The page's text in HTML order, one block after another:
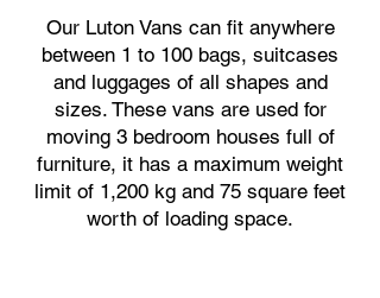
Our Luton Vans can fit anywhere
between 1 to 100 bags, suitcases
and luggages of all shapes and
sizes. These vans are used for
moving 3 bedroom houses full of
furniture, it has a maximum weight
limit of 1,200 kg and 75 square feet
worth of loading space.